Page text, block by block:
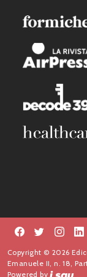
Copyright © 2026
Emanuele II, n. 18,
Powered by